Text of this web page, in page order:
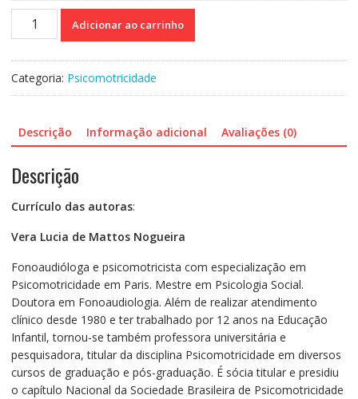
Avaliação
psicomotora
olhar
do
quantidade
Adicionar ao carrinho
Categoria: Psicomotricidade
Descrição Informação adicional Avaliações (0)
Descrição
Currículo das autoras:
Vera Lucia de Mattos Nogueira
Fonoaudióloga e psicomotricista com especialização em
Psicomotricidade em Paris. Mestre em Psicologia Social.
Doutora em Fonoaudiologia. Além de realizar atendimento
clínico desde 1980 e ter trabalhado por 12 anos na Educação
Infantil, tornou-se também professora universitária e
pesquisadora, titular da disciplina Psicomotricidade em diversos
cursos de graduação e pós-graduação. É sócia titular e presidiu
o capítulo Nacional da Sociedade Brasileira de Psicomotricidade